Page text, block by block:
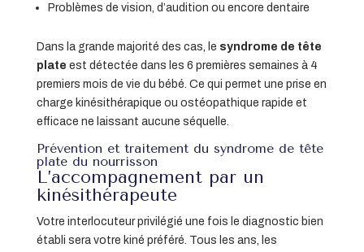
Problèmes de vision, d’audition ou encore dentaire
Dans la grande majorité des cas, le syndrome de tête
plate est détectée dans les 6 premières semaines à 4
premiers mois de vie du bébé. Ce qui permet une prise en
charge kinésithérapique ou ostéopathique rapide et
efficace ne laissant aucune séquelle.
Prévention et traitement du syndrome de tête
plate du nourrisson
L’accompagnement par un
kinésithérapeute
Votre interlocuteur privilégié une fois le diagnostic bien
établi sera votre kiné préféré. Tous les ans, les